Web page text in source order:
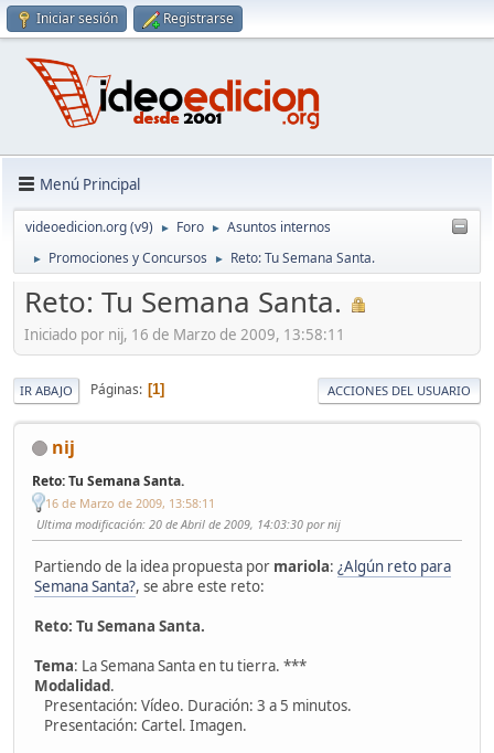
Iniciar sesión Registrarse
Menú Principal
videoedicion.org (v9) ► Foro ► Asuntos internos
► Promociones y Concursos ► Reto: Tu Semana Santa.
Reto: Tu Semana Santa.
Iniciado por nij, 16 de Marzo de 2009, 13:58:11
IR ABAJO Páginas 1 ACCIONES DEL USUARIO
nij
Reto: Tu Semana Santa.
16 de Marzo de 2009, 13:58:11
Ultima modificación: 20 de Abril de 2009, 14:03:30 por nij
Partiendo de la idea propuesta por mariola: ¿Algún reto para
Semana Santa?, se abre este reto:
Reto: Tu Semana Santa.
Tema: La Semana Santa en tu tierra. ***
Modalidad.
Presentación: Vídeo. Duración: 3 a 5 minutos.
Presentación: Cartel. Imagen.